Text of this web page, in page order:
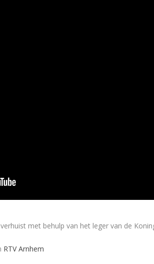
met behulp van het leger van de
RTV Arnhem